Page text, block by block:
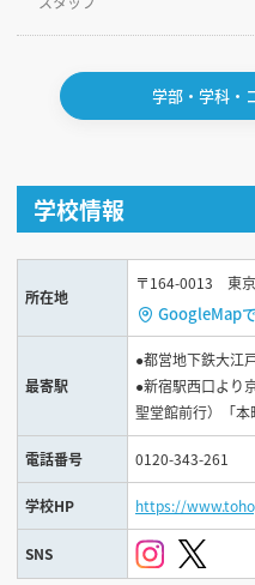
学部・学科・
学校情報
所在地
〒164-0013 東
GoogleMap
最寄駅
●都営地下鉄大江
●新宿駅西口より
聖堂館前行）「
電話番号 0120-343-261
学校HP https://
SNS